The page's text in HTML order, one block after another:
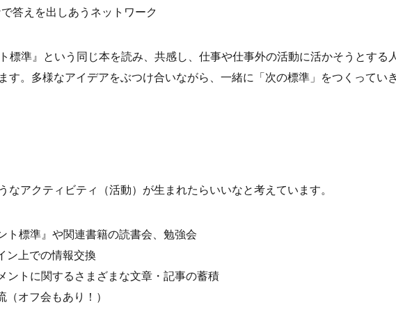
答えを出しあうネットワーク
標準』という同じ本を読み、共感し、仕事や仕事外の活動に活かそうとする
す。多様なアイデアをぶつけ合いながら、一緒に「次の標準」をつくってい
なアクティビティ（活動）が生まれたらいいなと考えています。
ト標準』や関連書籍の読書会、勉強会
ン上での情報交換
ントに関するさまざまな文章・記事の蓄積
オフ会もあり！）